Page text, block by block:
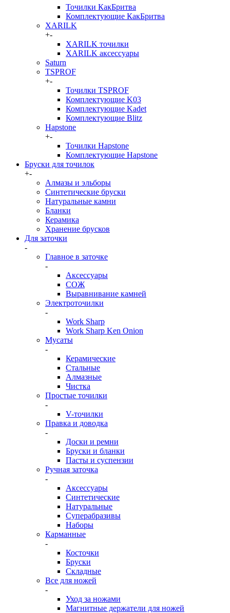
Точилки КакБритва
Комплектующие КакБритва
XARILK
+-
XARILK точилки
XARILK аксессуары
Saturn
TSPROF
+-
Точилки TSPROF
Комплектующие K03
Комплектующие Kadet
Комплектующие Blitz
Hapstone
+-
Точилки Hapstone
Комплектующие Hapstone
Бруски для точилок
+-
Алмазы и эльборы
Синтетические бруски
Натуральные камни
Бланки
Керамика
Хранение брусков
Для заточки
-
Главное в заточке
-
Аксессуары
СОЖ
Выравнивание камней
Электроточилки
-
Work Sharp
Work Sharp Ken Onion
Мусаты
-
Керамические
Стальные
Алмазные
Чистка
Простые точилки
-
V-точилки
Правка и доводка
-
Доски и ремни
Бруски и бланки
Пасты и суспензии
Ручная заточка
-
Аксессуары
Синтетические
Натуральные
Суперабразивы
Наборы
Карманные
-
Косточки
Бруски
Складные
Все для ножей
-
Уход за ножами
Магнитные держатели для ножей